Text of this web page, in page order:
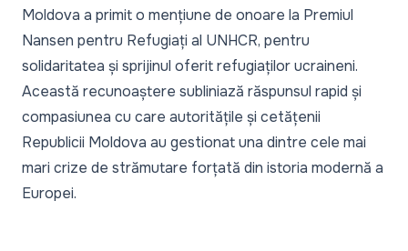
Moldova a primit o mențiune de onoare la Premiul
Nansen pentru Refugiați al UNHCR, pentru
solidaritatea și sprijinul oferit refugiaților ucraineni.
Această recunoaștere subliniază răspunsul rapid și
compasiunea cu care autoritățile și cetățenii
Republicii Moldova au gestionat una dintre cele mai
mari crize de strămutare forțată din istoria modernă a
Europei.